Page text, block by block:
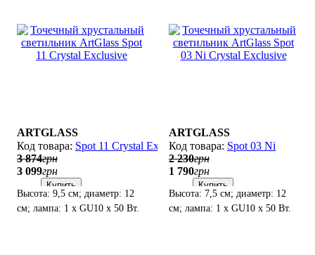
ARTGLASS
Spot 11 Crystal Exclusive
3 874грн
3 099грн
Купить
Высота: 9,5 см; диаметр: 12
см; лампа: 1 х GU10 х 50 Вт.
ARTGLASS
Spot 03 Ni
2 230грн
1 790грн
Купить
Высота: 7,5 см; диаметр: 12
см; лампа: 1 х GU10 х 50 Вт.